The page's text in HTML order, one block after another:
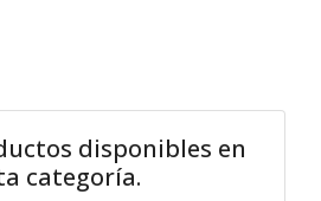
disponibles en
categoría.